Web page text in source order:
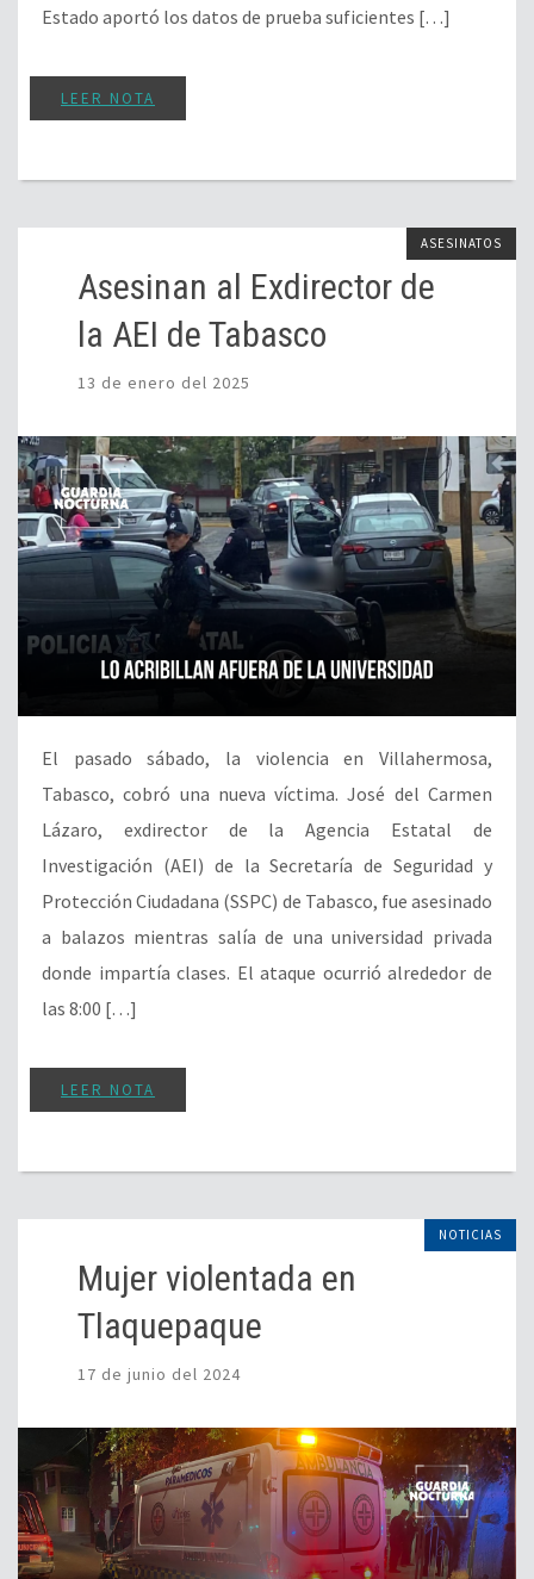
Estado aportó los datos de prueba suficientes […]
LEER NOTA
ASESINATOS
Asesinan al Exdirector de
la AEI de Tabasco
13 de enero del 2025
El pasado sábado, la violencia en Villahermosa,
Tabasco, cobró una nueva víctima. José del Carmen
Lázaro, exdirector de la Agencia Estatal de
Investigación (AEI) de la Secretaría de Seguridad y
Protección Ciudadana (SSPC) de Tabasco, fue asesinado
a balazos mientras salía de una universidad privada
donde impartía clases. El ataque ocurrió alrededor de
las 8:00 […]
LEER NOTA
NOTICIAS
Mujer violentada en
Tlaquepaque
17 de junio del 2024